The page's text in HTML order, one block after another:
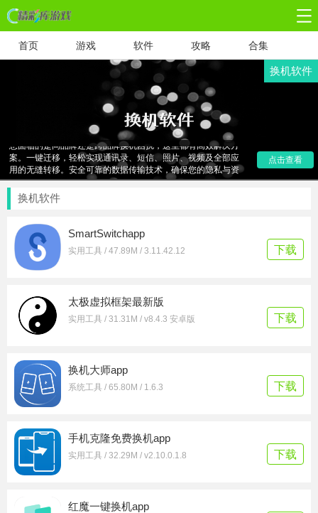
首页 游戏 软件 攻略 合集
换机软件
"换机软件应用合集，专为解决旧手机数据迁移难题而生。无论
您面临的是同品牌还是跨品牌换机困扰，这里都有高效解决方
案。一键迁移，轻松实现通讯录、短信、照片、视频及全部应
用的无缝转移。安全可靠的数据传输技术，确保您的隐私与资
料安全无忧。数码资源网精心筛选，让换机变得简单快捷，即
刻下载，开启您的全新手机生活！"
点击查看
换机软件
SmartSwitchapp
实用工具 / 47.89M / 3.11.42.12 下载
太极虚拟框架最新版
实用工具 / 31.31M / v8.4.3 安卓版 下载
换机大师app
系统工具 / 65.80M / 1.6.3 下载
手机克隆免费换机app
实用工具 / 32.29M / v2.10.0.1.8 下载
红魔一键换机app